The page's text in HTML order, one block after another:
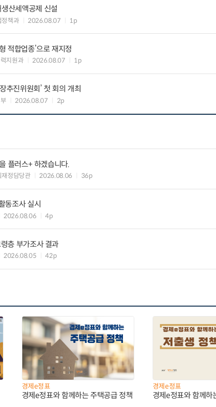
산세액공제 신설
정책과 2026.08.07 1p
적합업종’으로 재지정
지원과 2026.08.07 1p
추진위원회’ 첫 회의 개최
2026.08.07 2p
플러스+ 하겠습니다.
재정담당관 2026.08.06 36p
동조사 실시
2026.08.06 4p
층 부가조사 결과
2026.08.05 42p
경제e정표
경제e정표와 함께하는 주택공급 정책
경제e정표
경제e정표와 함께하